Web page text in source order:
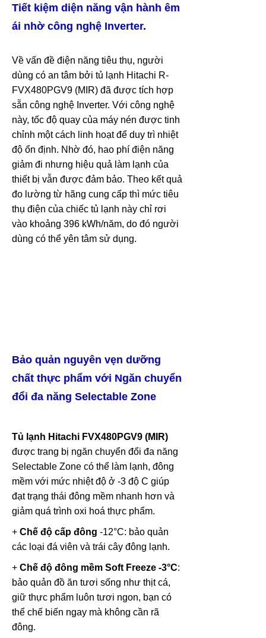
Tiết kiệm diện năng vận hành êm
ái nhờ công nghệ Inverter.
Về vấn đề điện năng tiêu thụ, người
dùng có an tâm bởi tủ lạnh Hitachi R-
FVX480PGV9 (MIR) đã được tích hợp
sẵn công nghệ Inverter. Với công nghệ
này, tốc độ quay của máy nén được tinh
chỉnh một cách linh hoạt để duy trì nhiệt
độ ổn định. Nhờ đó, hao phí điện năng
giảm đi nhưng hiệu quả làm lạnh của
thiết bị vẫn được đảm bảo. Theo kết quả
đo lường từ hãng cung cấp thì mức tiêu
thụ điện của chiếc tủ lạnh này chỉ rơi
vào khoảng 396 kWh/năm, do đó người
dùng có thể yên tâm sử dụng.
Bảo quản nguyên vẹn dưỡng
chất thực phẩm với Ngăn chuyển
đổi đa năng Selectable Zone
Tủ lạnh Hitachi FVX480PGV9 (MIR)
được trang bị ngăn chuyển đổi đa năng
Selectable Zone có thể làm lạnh, đông
mềm với mức nhiệt độ ở -3 độ C giúp
đạt trạng thái đông mềm nhanh hơn và
giảm quá trình oxi hoá thực phẩm.
+ Chế độ cấp đông -12°C: bảo quản
các loại đá viên và trái cây đông lạnh.
+ Chế độ đông mềm Soft Freeze -3°C:
bảo quản đồ ăn tươi sống như thịt cá,
giữ thực phẩm luôn tươi ngon, bạn có
thể chế biến ngay mà không cần rã
đông.